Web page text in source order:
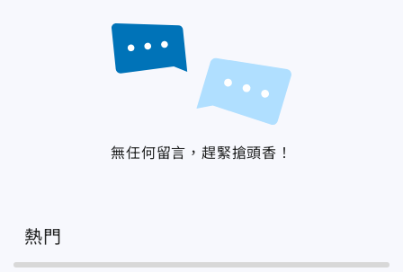
無任何留言，趕緊搶頭香！
熱門